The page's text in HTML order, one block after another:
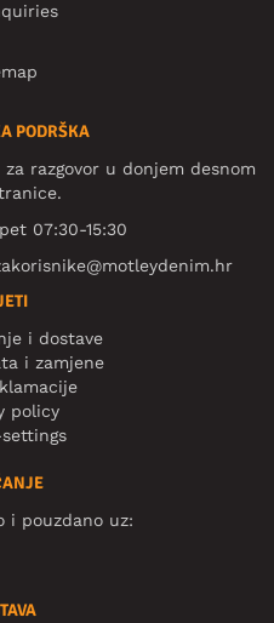
PODRŠKA
razgovor u donjem desnom
07:30-15:30
i dostave
i zamjene
policy
i pouzdano uz: